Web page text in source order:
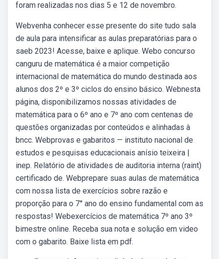
foram realizadas nos dias 5 e 12 de novembro.
Webvenha conhecer esse presente do site tudo sala
de aula para intensificar as aulas preparatórias para o
saeb 2023! Acesse, baixe e aplique. Webo concurso
canguru de matemática é a maior competição
internacional de matemática do mundo destinada aos
alunos dos 2º e 3º ciclos do ensino básico. Webnesta
página, disponibilizamos nossas atividades de
matemática para o 6º ano e 7º ano com centenas de
questões organizadas por conteúdos e alinhadas à
bncc. Webprovas e gabaritos — instituto nacional de
estudos e pesquisas educacionais anísio teixeira |
inep. Relatório de atividades de auditoria interna (raint)
certificado de. Webprepare suas aulas de matemática
com nossa lista de exercícios sobre razão e
proporção para o 7° ano do ensino fundamental com as
respostas! Webexercícios de matemática 7º ano 3º
bimestre online. Receba sua nota e solução em video
com o gabarito. Baixe lista em pdf.